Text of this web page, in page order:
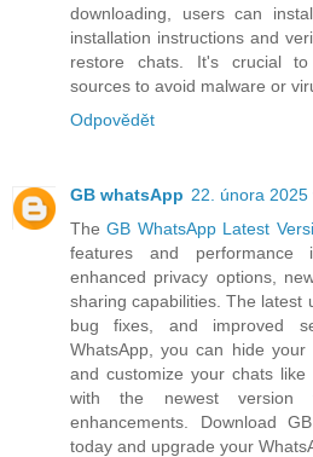
downloading, users can
installation instructions and
restore chats. It's crucial
sources to avoid malware or
Odpovědět
GB whatsApp 22. února 2025
TheGB WhatsApp Latest
features and performance
enhanced privacy options,
sharing capabilities. The latest
bug fixes, and improved
WhatsApp, you can hide
and customize your chats
with the newest
enhancements. Download
today and upgrade your